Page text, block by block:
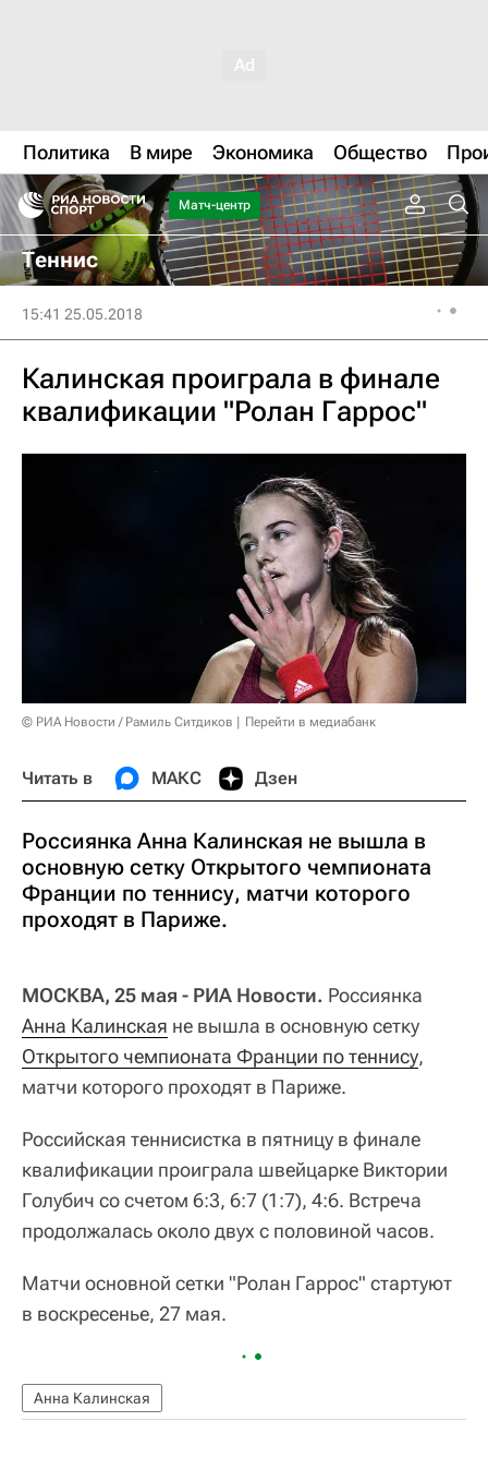
Политика В мире Экономика Общество
Матч-центр
Теннис
15:41 25.05.2018
Калинская проиграла в финале
квалификации "Ролан Гаррос"
© РИА Новости / Рамиль Ситдиков Перейти в медиабанк
Читать в МАКС Дзен
Россиянка Анна Калинская не вышла в
основную сетку Открытого чемпионата
Франции по теннису, матчи которого
проходят в Париже.
МОСКВА, 25 мая - РИА Новости. Россиянка
Анна Калинская не вышла в основную сетку
Открытого чемпионата Франции по теннису,
матчи которого проходят в Париже.
Российская теннисистка в пятницу в финале
квалификации проиграла швейцарке Виктории
Голубич со счетом 6:3, 6:7 (1:7), 4:6. Встреча
продолжалась около двух с половиной часов.
Матчи основной сетки "Ролан Гаррос" стартуют
в воскресенье, 27 мая.
Анна Калинская